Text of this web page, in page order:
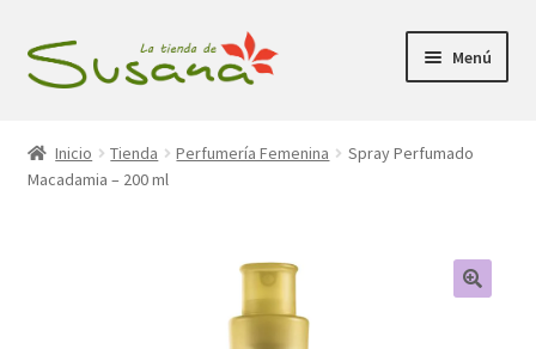
Ir
a
Ir
al
Menú
Promociones
el
menú
Inicio Tienda Perfumería Femenina
Spray Perfumado
Macadamia – 200 ml